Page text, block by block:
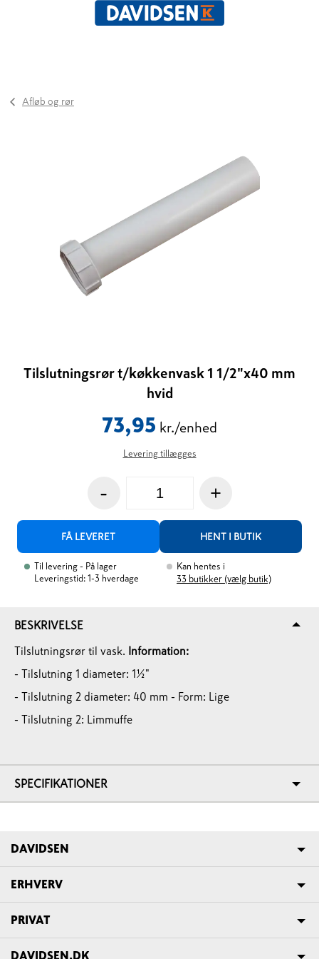
Afløb og rør
Tilslutningsrør t/køkkenvask 1 1/2"x40 mm
hvid
73,95 kr./enhed
Levering tillægges
- +
FÅ LEVERET HENT I BUTIK
Til levering - På lager
Leveringstid: 1-3 hverdage
Kan hentes i
33 butikker (vælg butik)
BESKRIVELSE
Tilslutningsrør til vask.
Information:
- Tilslutning 1 diameter: 1½"
- Tilslutning 2 diameter: 40 mm - Form: Lige
- Tilslutning 2: Limmuffe
SPECIFIKATIONER
DAVIDSEN
ERHVERV
PRIVAT
DAVIDSEN.DK